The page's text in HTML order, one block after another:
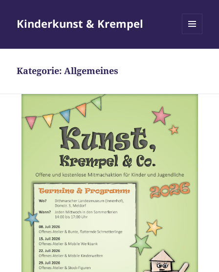
Kinderkunst & Krempel
Kategorie:Allgemeines